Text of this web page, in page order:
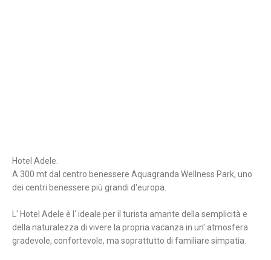
Hotel Adele.
A 300 mt dal centro benessere Aquagranda Wellness Park, uno
dei centri benessere più grandi d'europa.
L' Hotel Adele è l' ideale per il turista amante della semplicità e
della naturalezza di vivere la propria vacanza in un' atmosfera
gradevole, confortevole, ma soprattutto di familiare simpatia.